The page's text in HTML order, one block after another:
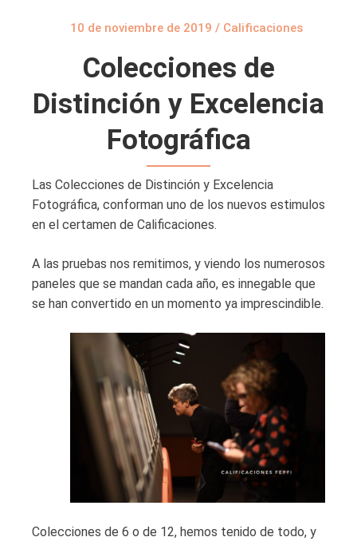
10 de noviembre de 2019 / Calificaciones
Colecciones de
Distinción y Excelencia
Fotográfica
Las Colecciones de Distinción y Excelencia
Fotográfica, conforman uno de los nuevos estimulos
en el certamen de Calificaciones.
A las pruebas nos remitimos, y viendo los numerosos
paneles que se mandan cada año, es innegable que
se han convertido en un momento ya imprescindible.
Colecciones de 6 o de 12, hemos tenido de todo, y